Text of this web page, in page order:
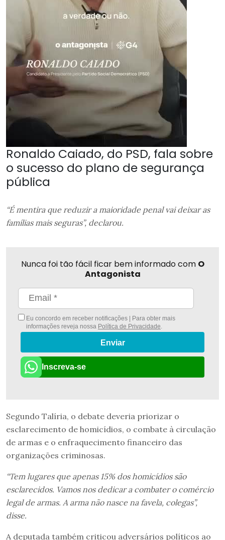
Ronaldo Caiado, do PSD, fala sobre
o sucesso do plano de segurança
pública
“É mentira que reduzir a maioridade penal vai deixar as
famílias mais seguras”, declarou.
Nunca foi tão fácil ficar bem informado com O
Antagonista
Eu concordo em receber notificações | Para obter mais
informações reveja nossa Política de Privacidade.
Enviar
Inscreva-se
Segundo Talíria, o debate deveria priorizar o
esclarecimento de homicídios, o combate à circulação
de armas e o enfraquecimento financeiro das
organizações criminosas.
“Tem lugares que apenas 15% dos homicídios são
esclarecidos. Vamos nos dedicar a combater o comércio
legal de armas. A arma não nasce na favela, colegas”,
disse.
A deputada também criticou adversários políticos ao